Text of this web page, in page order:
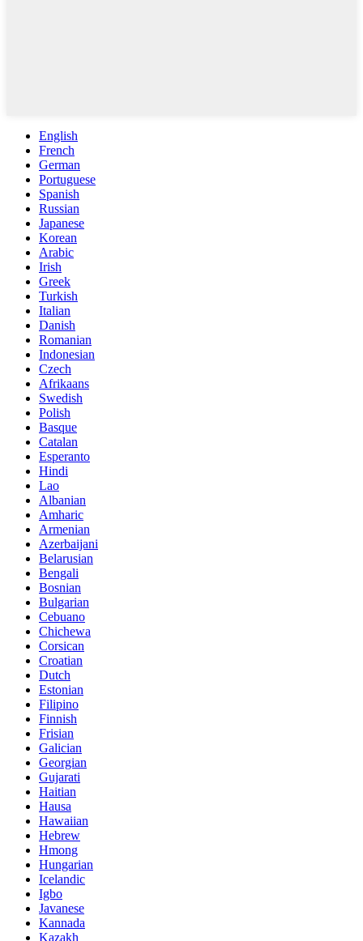
English
French
German
Portuguese
Spanish
Russian
Japanese
Korean
Arabic
Irish
Greek
Turkish
Italian
Danish
Romanian
Indonesian
Czech
Afrikaans
Swedish
Polish
Basque
Catalan
Esperanto
Hindi
Lao
Albanian
Amharic
Armenian
Azerbaijani
Belarusian
Bengali
Bosnian
Bulgarian
Cebuano
Chichewa
Corsican
Croatian
Dutch
Estonian
Filipino
Finnish
Frisian
Galician
Georgian
Gujarati
Haitian
Hausa
Hawaiian
Hebrew
Hmong
Hungarian
Icelandic
Igbo
Javanese
Kannada
Kazakh